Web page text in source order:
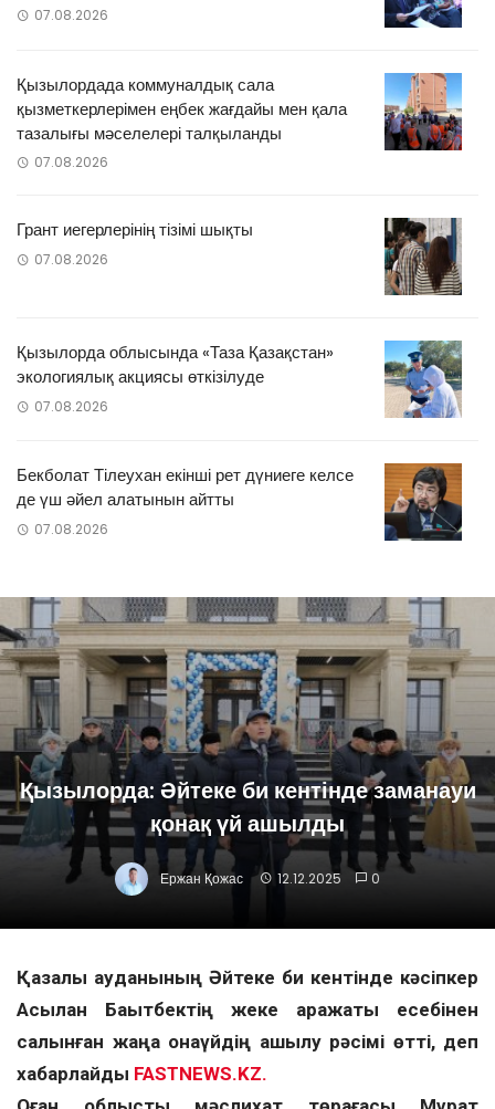
07.08.2026
Қызылордада коммуналдық сала
қызметкерлерімен еңбек жағдайы мен қала
тазалығы мәселелері талқыланды
07.08.2026
Грант иегерлерінің тізімі шықты
07.08.2026
Қызылорда облысында «Таза Қазақстан»
экологиялық акциясы өткізілуде
07.08.2026
Бекболат Тілеухан екінші рет дүниеге келсе
де үш әйел алатынын айтты
07.08.2026
Қызылорда: Әйтеке би кентінде заманауи
қонақ үй ашылды
Ержан Қожас 12.12.2025 0
Қазалы ауданының Әйтеке би кентінде кәсіпкер
Асылан Бақытбектің жеке қаражаты есебінен
салынған жаңа қонақүйдің ашылу рәсімі өтті, деп
хабарлайды FASTNEWS.KZ.